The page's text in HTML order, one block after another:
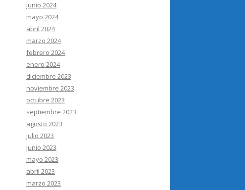
junio 2024
mayo 2024
abril 2024
marzo 2024
febrero 2024
enero 2024
diciembre 2023
noviembre 2023
octubre 2023
septiembre 2023
agosto 2023
julio 2023
junio 2023
mayo 2023
abril 2023
marzo 2023